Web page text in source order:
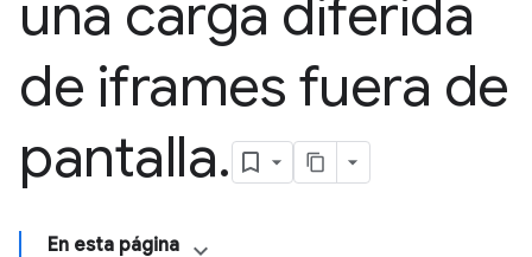
una carga diferida
de iframes fuera de
pantalla.
En esta página